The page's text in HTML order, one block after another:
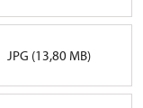
JPG (13,80 MB)